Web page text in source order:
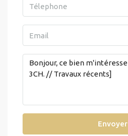
Envoyer